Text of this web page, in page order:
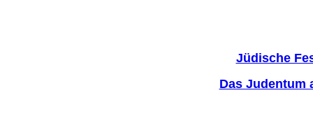
Jüdische
Das Judentum